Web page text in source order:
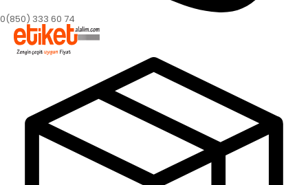
0(850) 333 60 74